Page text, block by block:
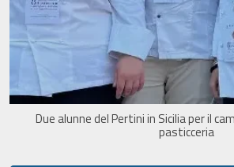
Due alunne del Pertini in Sicilia per il
pasticceria